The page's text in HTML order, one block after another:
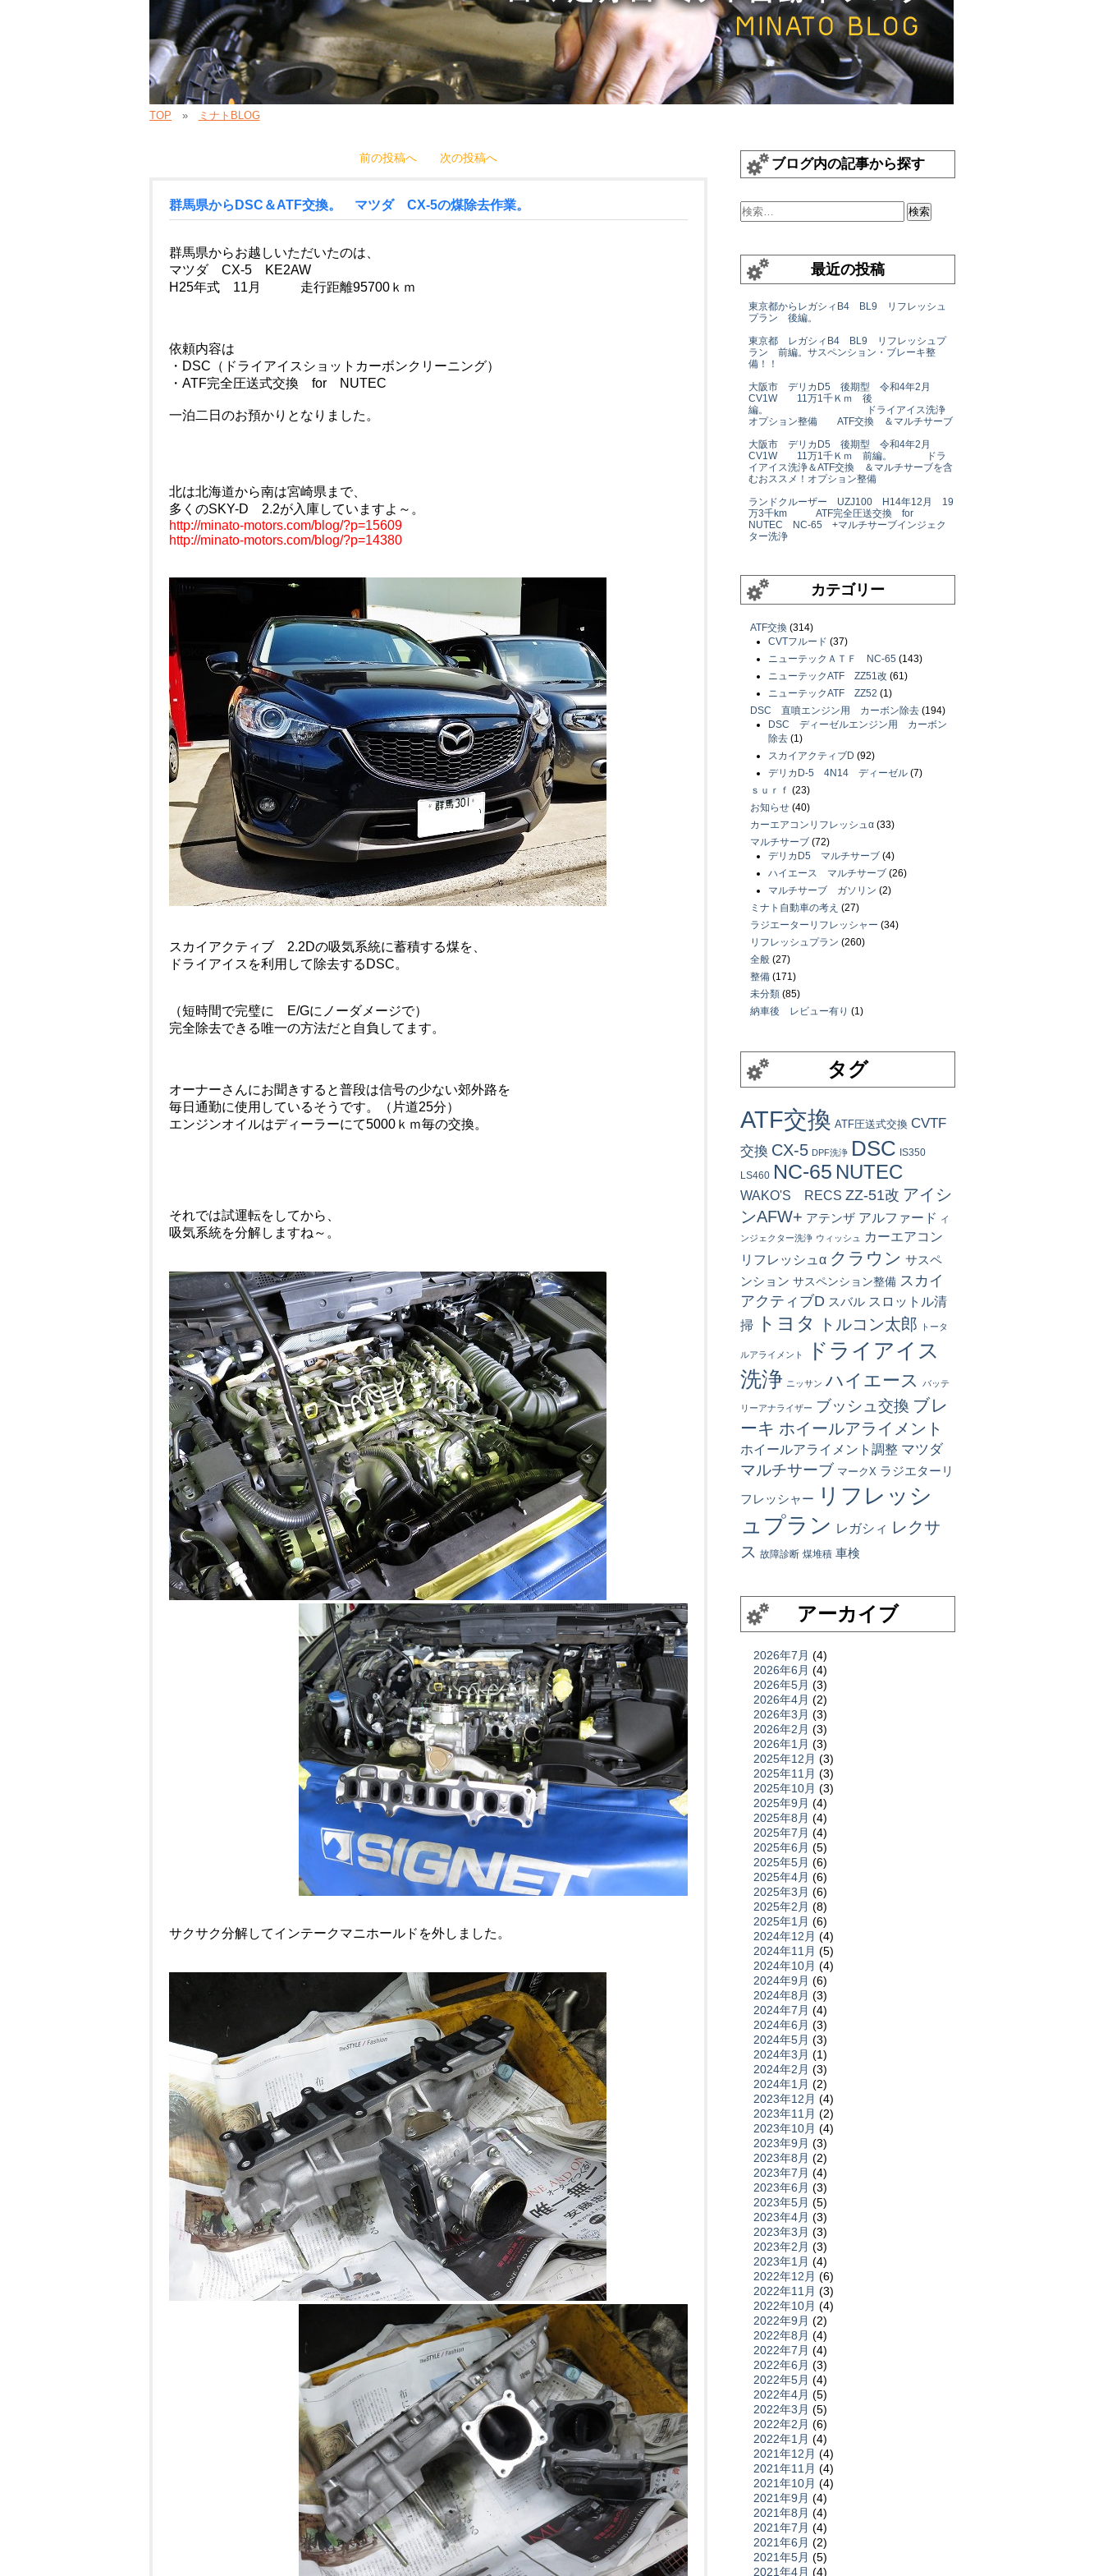
TOP ミナトBLOG
前の投稿へ 次の投稿へ
群馬県からDSC＆ATF交換。 マツダ CX-5の煤除去作業。
群馬県からお越しいただいたのは、
マツダ CX-5 KE2AW
H25年式 11月 走行距離95700ｋｍ
依頼内容は
・DSC（ドライアイスショットカーボンクリーニング）
・ATF完全圧送式交換 for NUTEC
一泊二日のお預かりとなりました。
北は北海道から南は宮崎県まで、
多くのSKY-D 2.2が入庫していますよ～。
http://minato-motors.com/blog/?p=15609
http://minato-motors.com/blog/?p=14380
スカイアクティブ 2.2Dの吸気系統に蓄積する煤を、
ドライアイスを利用して除去するDSC。
（短時間で完璧に E/Gにノーダメージで）
完全除去できる唯一の方法だと自負してます。
オーナーさんにお聞きすると普段は信号の少ない郊外路を
毎日通勤に使用しているそうです。（片道25分）
エンジンオイルはディーラーにて5000ｋｍ毎の交換。
それでは試運転をしてから、
吸気系統を分解しますね～。
サクサク分解してインテークマニホールドを外しました。
ブログ内の記事から探す
最近の投稿
東京都からレガシィB4 BL9 リフレッシュ
プラン 後編。
東京都 レガシィB4 BL9 リフレッシュプ
ラン 前編。サスペンション・ブレーキ整
備！！
大阪市 デリカD5 後期型 令和4年2月
CV1W 11万1千Ｋｍ 後
編。 ドライアイス洗浄
オプション整備 ATF交換 ＆マルチサーブ
大阪市 デリカD5 後期型 令和4年2月
CV1W 11万1千Ｋｍ 前編。 ドラ
イアイス洗浄＆ATF交換 ＆マルチサーブを含
むおススメ！オプション整備
ランドクルーザー UZJ100 H14年12月 19
万3千km ATF完全圧送交換 for
NUTEC NC-65 +マルチサーブインジェク
ター洗浄
カテゴリー
ATF交換 (314)
CVTフルード (37)
ニューテックＡＴＦ NC-65 (143)
ニューテックATF ZZ51改 (61)
ニューテックATF ZZ52 (1)
DSC 直噴エンジン用 カーボン除去 (194)
DSC ディーゼルエンジン用 カーボン
除去 (1)
スカイアクティブD (92)
デリカD-5 4N14 ディーゼル (7)
ｓｕｒｆ (23)
お知らせ (40)
カーエアコンリフレッシュα (33)
マルチサーブ (72)
デリカD5 マルチサーブ (4)
ハイエース マルチサーブ (26)
マルチサーブ ガソリン (2)
ミナト自動車の考え (27)
ラジエーターリフレッシャー (34)
リフレッシュプラン (260)
全般 (27)
整備 (171)
未分類 (85)
納車後 レビュー有り (1)
タグ
ATF交換 ATF圧送式交換 CVTF
交換 CX-5 DPF洗浄 DSC IS350
LS460 NC-65 NUTEC
WAKO'S RECS ZZ-51改 アイシ
ンAFW+ アテンザ アルファード イ
ンジェクター洗浄 ウィッシュ
カーエアコン
リフレッシュα クラウン サスペ
ンション サスペンション整備 スカイ
アクティブD スバル スロットル清
掃
トヨタ トルコン太郎 トータ
ルアライメント
ドライアイス
洗浄 ニッサン ハイエース バッテ
リーアナライザー ブッシュ交換 ブレ
ーキ ホイールアライメント
ホイールアライメント調整 マツダ
マルチサーブ マークX ラジエターリ
フレッシャー
リフレッシ
ュプラン レガシィ レクサ
ス 故障診断 煤堆積 車検
アーカイブ
2026年7月 (4)
2026年6月 (4)
2026年5月 (3)
2026年4月 (2)
2026年3月 (3)
2026年2月 (3)
2026年1月 (3)
2025年12月 (3)
2025年11月 (3)
2025年10月 (3)
2025年9月 (4)
2025年8月 (4)
2025年7月 (4)
2025年6月 (5)
2025年5月 (6)
2025年4月 (6)
2025年3月 (6)
2025年2月 (8)
2025年1月 (6)
2024年12月 (4)
2024年11月 (5)
2024年10月 (4)
2024年9月 (6)
2024年8月 (3)
2024年7月 (4)
2024年6月 (3)
2024年5月 (3)
2024年3月 (1)
2024年2月 (3)
2024年1月 (2)
2023年12月 (4)
2023年11月 (2)
2023年10月 (4)
2023年9月 (3)
2023年8月 (2)
2023年7月 (4)
2023年6月 (3)
2023年5月 (5)
2023年4月 (3)
2023年3月 (3)
2023年2月 (3)
2023年1月 (4)
2022年12月 (6)
2022年11月 (3)
2022年10月 (4)
2022年9月 (2)
2022年8月 (4)
2022年7月 (4)
2022年6月 (3)
2022年5月 (4)
2022年4月 (5)
2022年3月 (5)
2022年2月 (6)
2022年1月 (4)
2021年12月 (4)
2021年11月 (4)
2021年10月 (4)
2021年9月 (4)
2021年8月 (4)
2021年7月 (4)
2021年6月 (2)
2021年5月 (5)
2021年4月 (4)